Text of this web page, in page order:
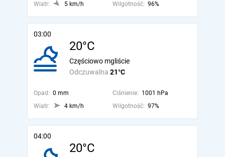
Wiatr:
5 km/h Wilgotność: 96%
03:00
20°C
Odczuwalna 21°C
Częściowo mgliście
Opad: 0 mm Ciśnienie: 1001 hPa
Wiatr:
4 km/h Wilgotność: 97%
04:00
20°C